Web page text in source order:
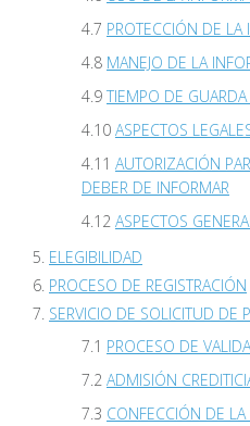
PROTECCIÓN DE LA
MANEJO DE LA
TIEMPO DE
ASPECTOS
AUTORIZACIÓN
DEBER DE INFORMAR
ASPECTOS
ELEGIBILIDAD
PROCESO DE REGISTRACIÓN
SERVICIO DE SOLICITUD DE
PROCESO DE
ADMISIÓN
CONFECCIÓN DE LA